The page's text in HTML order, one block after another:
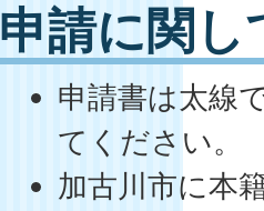
申請に関し
申請書は太線
てください。
加古川市に本